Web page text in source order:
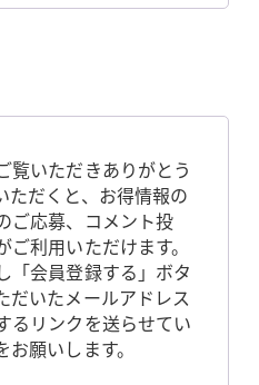
覧いただきありがとう
ただくと、お得情報の
ご応募、コメント投
利用いただけます。
「会員登録する」ボタ
だいたメールアドレス
るリンクを送らせてい
願いします。